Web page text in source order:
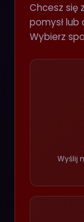
Chcesz się
pomysł
Wybierz
Wyślij